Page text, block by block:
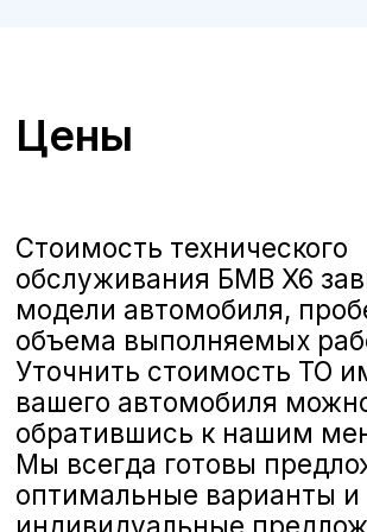
Драйв приглашает владельцев
автомобилей
сертифицированными
специалистами. Мы предлагаем
полную линейку услуг по ТО,
соответствующих стандартам BMW,
чтобы ваш автомобиль всегда
оставался в отличном состоянии и
обеспечивал безопасность и
комфорт на дороге.